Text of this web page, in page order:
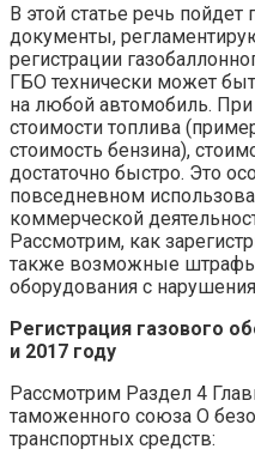
В этой статье речь
документы,
регистрации
ГБО технически может
на любой автомобиль. При
стоимости топлива
стоимость бензина),
достаточно быстро. Это
повседневном
коммерческой
Рассмотрим, как
также возможные штрафы
оборудования с
Регистрация газового
и 2017 году
Рассмотрим Раздел 4
таможенного союза О
транспортных средств: